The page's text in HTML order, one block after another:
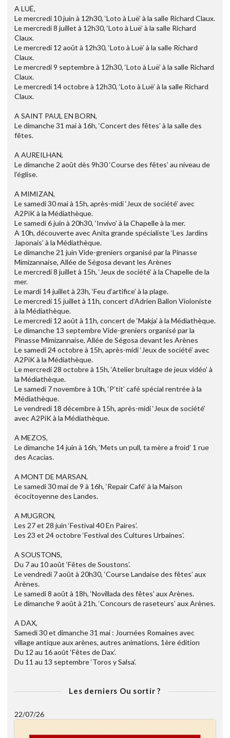
A LUË,
Le mercredi 10 juin à 12h30, ‘Loto à Luë’ à la salle Richard Claux.
Le mercredi 8 juillet à 12h30, ‘Loto à Luë’ à la salle Richard
Claux.
Le mercredi 12 août à 12h30, ‘Loto à Luë’ à la salle Richard
Claux.
Le mercredi 9 septembre à 12h30, ‘Loto à Luë’ à la salle Richard
Claux.
Le mercredi 14 octobre à 12h30, ‘Loto à Luë’ à la salle Richard
Claux.
A SAINT PAUL EN BORN,
Le dimanche 31 mai à 16h, ‘Concert des fêtes’ à la salle des
fêtes.
A AUREILHAN,
Le dimanche 2 août dès 9h30 ‘Course des fêtes’ au niveau de
l’église.
A MIMIZAN,
Le samedi 30 mai à 15h, après-midi ‘Jeux de société’ avec
A2PiK à la Médiathèque.
Le samedi 6 juin à 20h30, ‘Invivo’ à la Chapelle à la mer.
A 10h, découverte avec Anita grande spécialiste ‘Les Jardins
Japonais’ à la Médiathèque.
Le dimanche 21 juin Vide-greniers organisé par la Pinasse
Mimizannaise, Allée de Ségosa devant les Arènes
Le mercredi 8 juillet à 15h, ‘Jeux de société’ à la Chapelle de la
mer.
Le mardi 14 juillet à 23h, ‘Feu d’artifice’ à la plage.
Le mercredi 15 juillet à 11h, concert d’Adrien Ballon Violoniste
à la Médiathèque.
Le mercredi 12 août à 11h, concert de ‘Makja’ à la Médiathèque.
Le dimanche 13 septembre Vide-greniers organisé par la
Pinasse Mimizannaise, Allée de Ségosa devant les Arènes
Le samedi 24 octobre à 15h, après-midi ‘Jeux de société’ avec
A2PiK à la Médiathèque.
Le mercredi 28 octobre à 15h, ‘Atelier bruitage de jeux vidéo’ à
la Médiathèque.
Le samedi 7 novembre à 10h, ‘P’tit’ café spécial rentrée à la
Médiathèque.
Le vendredi 18 décembre à 15h, après-midi ‘Jeux de société’
avec A2PiK à la Médiathèque.
A MEZOS,
Le dimanche 14 juin à 16h, ‘Mets un pull, ta mère a froid’ 1 rue
des Acacias.
A MONT DE MARSAN,
Le samedi 30 mai de 9 à 16h, ‘Repair Café’ à la Maison
écocitoyenne des Landes.
A MUGRON,
Les 27 et 28 juin ‘Festival 40 En Paires’.
Les 23 et 24 octobre ‘Festival des Cultures Urbaines’.
A SOUSTONS,
Du 7 au 10 août ‘Fêtes de Soustons’.
Le vendredi 7 août à 20h30, ‘Course Landaise des fêtes’ aux
Arènes.
Le samedi 8 août à 18h, ‘Novillada des fêtes’ aux Arènes.
Le dimanche 9 août à 21h, ‘Concours de raseteurs’ aux Arènes.
A DAX,
Samedi 30 et dimanche 31 mai : Journées Romaines avec
village antique aux arènes, autres animations, 1ère édition
Du 12 au 16 août ‘Fêtes de Dax’.
Du 11 au 13 septembre ‘Toros y Salsa’.
Les derniers Ou sortir ?
22/07/26